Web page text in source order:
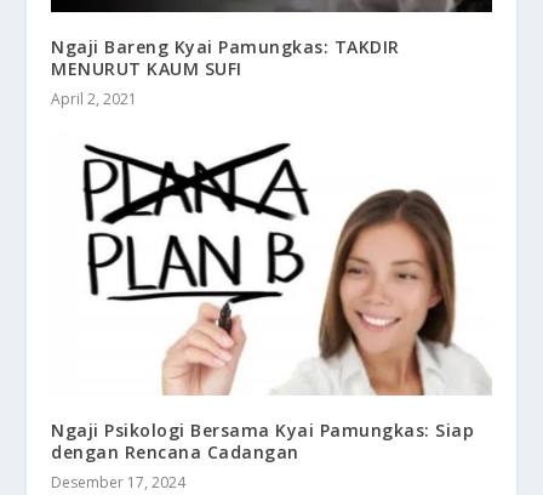
Ngaji Bareng Kyai Pamungkas: TAKDIR
MENURUT KAUM SUFI
April 2, 2021
Ngaji Psikologi Bersama Kyai Pamungkas: Siap
dengan Rencana Cadangan
Desember 17, 2024